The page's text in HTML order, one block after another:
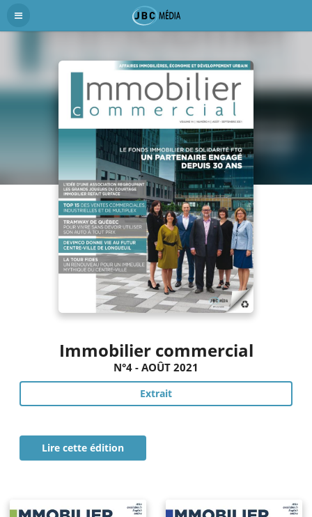
Immobilier commercial
N°4 - AOÛT 2021
Extrait
Lire cette édition